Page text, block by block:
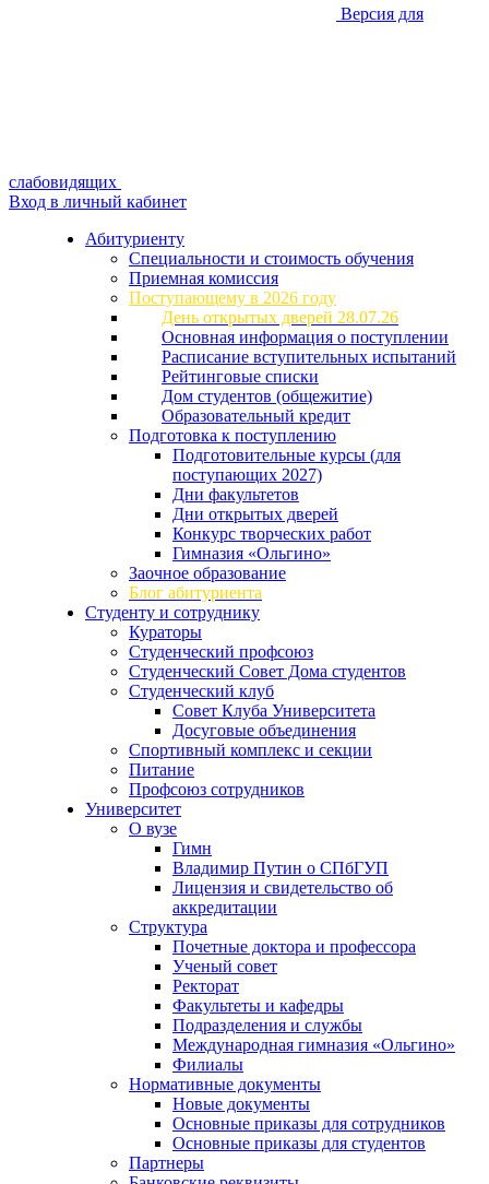
Версия для
слабовидящих
Вход в личный кабинет
Абитуриенту
Специальности и стоимость обучения
Приемная комиссия
Поступающему в 2026 году
День открытых дверей 28.07.26
Основная информация о поступлении
Расписание вступительных испытаний
Рейтинговые списки
Дом студентов (общежитие)
Образовательный кредит
Подготовка к поступлению
Подготовительные курсы (для
поступающих 2027)
Дни факультетов
Дни открытых дверей
Конкурс творческих работ
Гимназия «Ольгино»
Заочное образование
Блог абитуриента
Студенту и сотруднику
Кураторы
Студенческий профсоюз
Студенческий Совет Дома студентов
Студенческий клуб
Совет Клуба Университета
Досуговые объединения
Спортивный комплекс и секции
Питание
Профсоюз сотрудников
Университет
О вузе
Гимн
Владимир Путин о СПбГУП
Лицензия и свидетельство об
аккредитации
Структура
Почетные доктора и профессора
Ученый совет
Ректорат
Факультеты и кафедры
Подразделения и службы
Международная гимназия «Ольгино»
Филиалы
Нормативные документы
Новые документы
Основные приказы для сотрудников
Основные приказы для студентов
Партнеры